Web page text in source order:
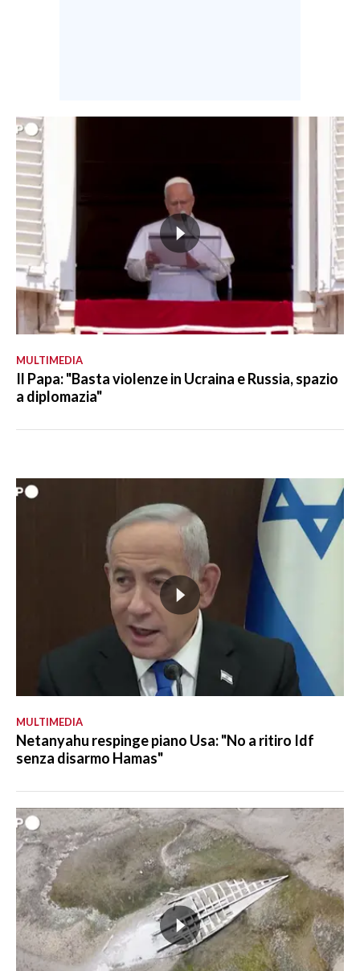
MULTIMEDIA
Il Papa: "Basta violenze in Ucraina e Russia, spazio
a diplomazia"
MULTIMEDIA
Netanyahu respinge piano Usa: "No a ritiro Idf
senza disarmo Hamas"